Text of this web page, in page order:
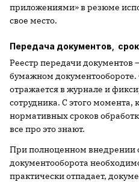
приложениями» в резюме
свое место.
Передача документов,
Реестр передачи
бумажном
отражается в журнале и
сотрудника. С этого момента,
нормативных сроков
все про это знают.
При полноценном внедрении
документооборота
практически отпадает,